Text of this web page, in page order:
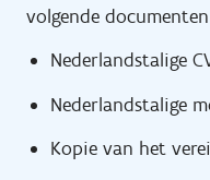
volgende
Nederlandstalige
Nederlandstalige
Kopie van het